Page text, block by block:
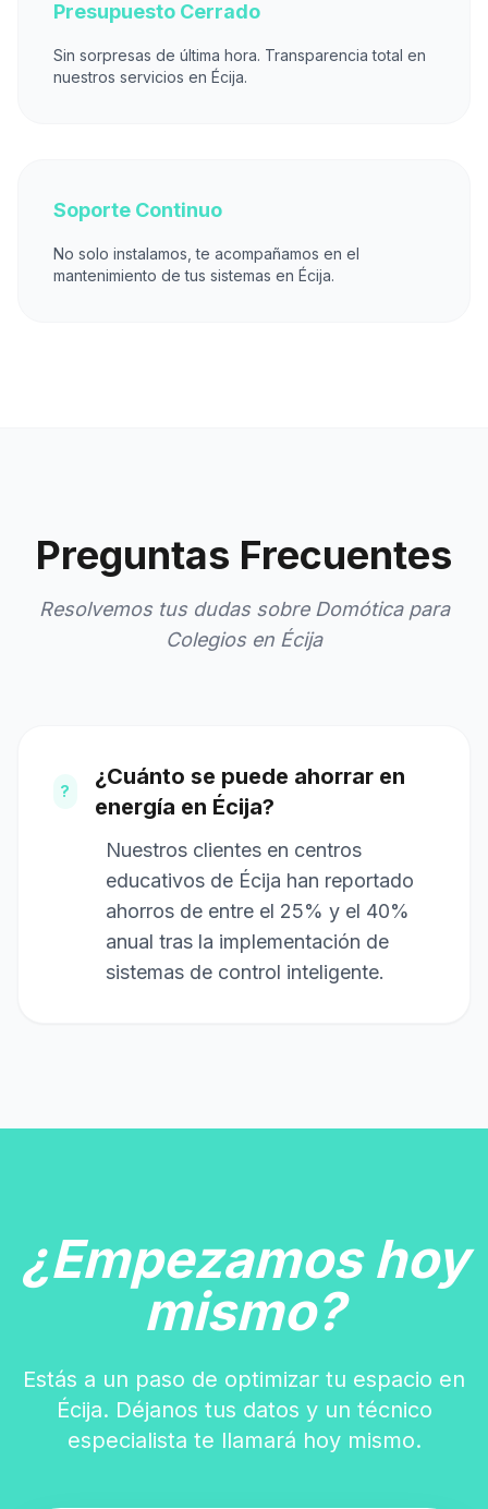
Presupuesto Cerrado
Sin sorpresas de última hora. Transparencia total en
nuestros servicios en Écija.
Soporte Continuo
No solo instalamos, te acompañamos en el
mantenimiento de tus sistemas en Écija.
Preguntas Frecuentes
Resolvemos tus dudas sobre Domótica para
Colegios en Écija
?
¿Cuánto se puede ahorrar en
energía en Écija?
Nuestros clientes en centros
educativos de Écija han reportado
ahorros de entre el 25% y el 40%
anual tras la implementación de
sistemas de control inteligente.
¿Empezamos hoy
mismo?
Estás a un paso de optimizar tu espacio en
Écija. Déjanos tus datos y un técnico
especialista te llamará hoy mismo.